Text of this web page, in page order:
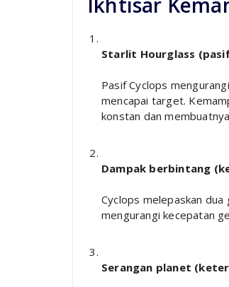
Starlit Hourglass
Pasif Cyclops
mencapai target.
konstan dan
Dampak berbintang
Cyclops melepaskan
mengurangi kecepatan
Serangan planet